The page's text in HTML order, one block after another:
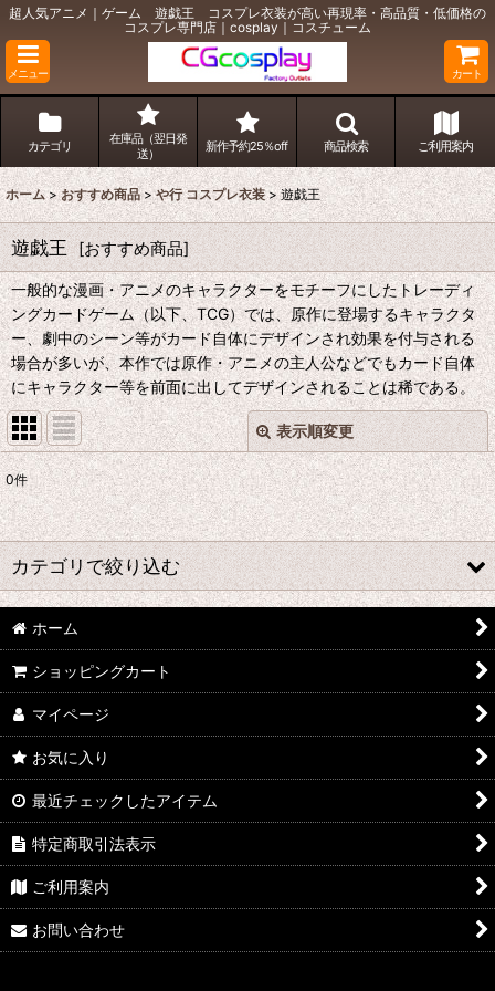
超人気アニメ｜ゲーム 遊戯王 コスプレ衣装が高い再現率・高品質・低価格の
コスプレ専門店｜cosplay｜コスチューム
メニュー カート
カテゴリ
在庫品（翌日発
送）
新作予約25％off 商品検索 ご利用案内
ホーム > おすすめ商品 > や行 コスプレ衣装 > 遊戯王
遊戯王 [おすすめ商品]
一般的な漫画・アニメのキャラクターをモチーフにしたトレーディ
ングカードゲーム（以下、TCG）では、原作に登場するキャラクタ
ー、劇中のシーン等がカード自体にデザインされ効果を付与される
場合が多いが、本作では原作・アニメの主人公などでもカード自体
にキャラクター等を前面に出してデザインされることは稀である。
表示順変更
表示数 :
並び順:
閉じる
0件
カテゴリで絞り込む
や行 コスプレ衣装 (全商品)
ユーリ!!! on ICE
弱虫ペダル
幼女戦記
山田くんと7人の魔女
夢王国と眠れる100人の王子様
遊☆戯☆王デュエルモンスターズGX
ホーム
ショッピングカート
マイページ
お気に入り
最近チェックしたアイテム
特定商取引法表示
ご利用案内
お問い合わせ